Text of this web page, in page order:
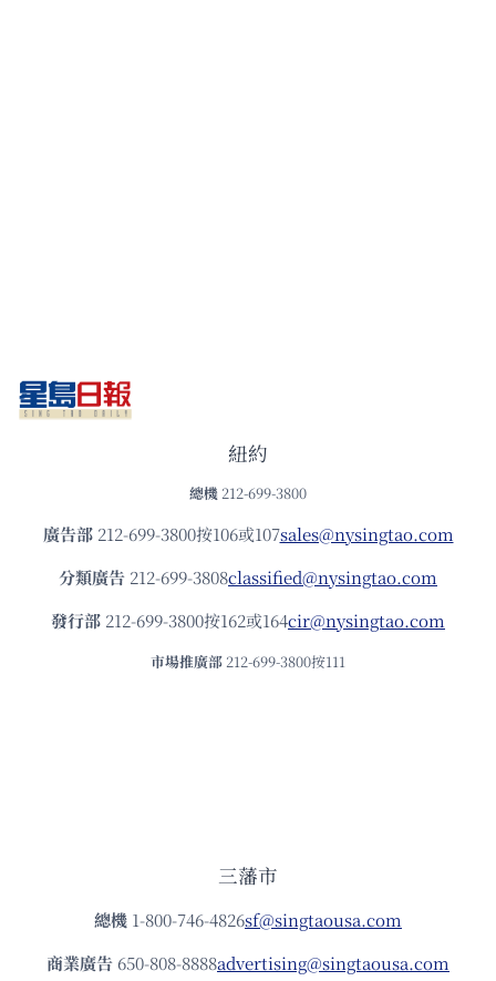
紐約
總機 212-699-3800
廣告部212-699-3800按106或107sales@nysingtao.com
分類廣告 212-699-3808classified@nysingtao.com
發⾏部 212-699-3800按162或164cir@nysingtao.com
市場推廣部 212-699-3800按111
三藩市
總機 1-800-746-4826sf@singtaousa.com
商業廣告 650-808-8888advertising@singtaousa.com